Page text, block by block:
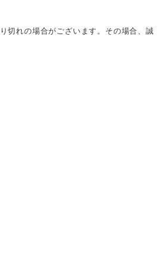
切れの場合がございます。その場合、誠